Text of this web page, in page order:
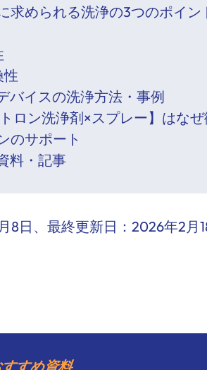
求められる洗浄の3つのポイン
性
バイスの洗浄方法・事例
ロン洗浄剤×スプレー】はな
のサポート
料・記事
8日 、最終更新日： 2026年2月
すめ資料